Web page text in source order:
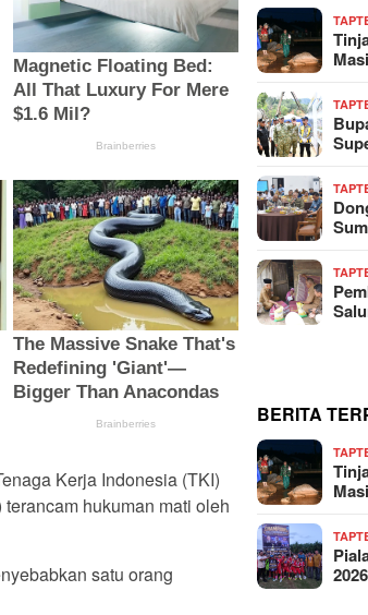
Kerja Indonesia (TKI)
hukuman mati oleh
satu orang
BERITA